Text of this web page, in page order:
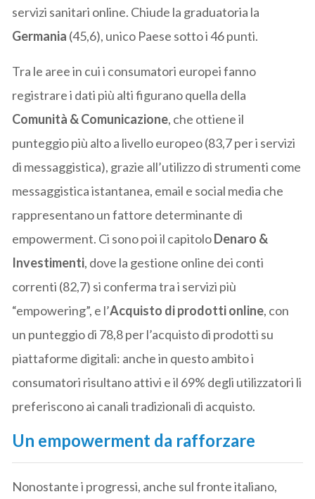
servizi sanitari online. Chiude la graduatoria la
Germania (45,6), unico Paese sotto i 46 punti.
Tra le aree in cui i consumatori europei fanno
registrare i dati più alti figurano quella della
Comunità & Comunicazione, che ottiene il
punteggio più alto a livello europeo (83,7 per i servizi
di messaggistica), grazie all’utilizzo di strumenti come
messaggistica istantanea, email e social media che
rappresentano un fattore determinante di
empowerment. Ci sono poi il capitoloDenaro &
Investimenti, dove la gestione online dei conti
correnti (82,7) si conferma tra i servizi più
“empowering”, e l’Acquisto di prodotti online, con
un punteggio di 78,8 per l’acquisto di prodotti su
piattaforme digitali: anche in questo ambito i
consumatori risultano attivi e il 69% degli utilizzatori li
preferiscono ai canali tradizionali di acquisto.
Un empowerment da rafforzare
Nonostante i progressi, anche sul fronte italiano,